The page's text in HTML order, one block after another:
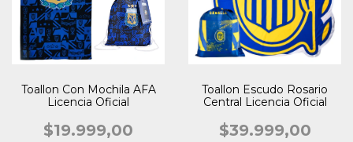
Toallon Con Mochila AFA
Licencia Oficial
$19.999,00
Toallon Escudo Rosario
Central Licencia Oficial
$39.999,00